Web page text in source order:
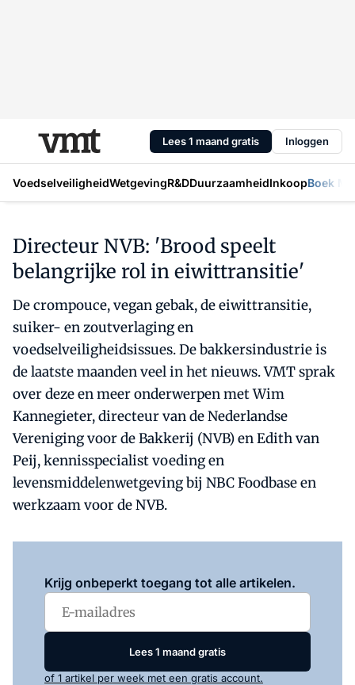
Lees 1 maand gratis Inloggen
VoedselveiligheidWetgevingR&DDuurzaamheidInkoopBoek
Directeur NVB: 'Brood speelt
belangrijke rol in eiwittransitie'
De crompouce, vegan gebak, de eiwittransitie,
suiker- en zoutverlaging en
voedselveiligheidsissues. De bakkersindustrie is
de laatste maanden veel in het nieuws. VMT sprak
over deze en meer onderwerpen met Wim
Kannegieter, directeur van de Nederlandse
Vereniging voor de Bakkerij (NVB) en Edith van
Peij, kennisspecialist voeding en
levensmiddelenwetgeving bij NBC Foodbase en
werkzaam voor de NVB.
Krijg onbeperkt toegang tot alle artikelen.
Lees 1 maand gratis
of 1 artikel per week met een gratis account.